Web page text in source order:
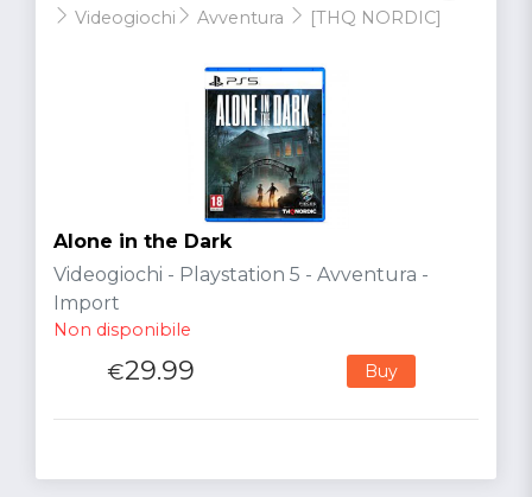
Videogiochi Avventura [THQ NORDIC]
Alone in the Dark
Videogiochi - Playstation 5 - Avventura -
Import
Non disponibile
€29.99 Buy